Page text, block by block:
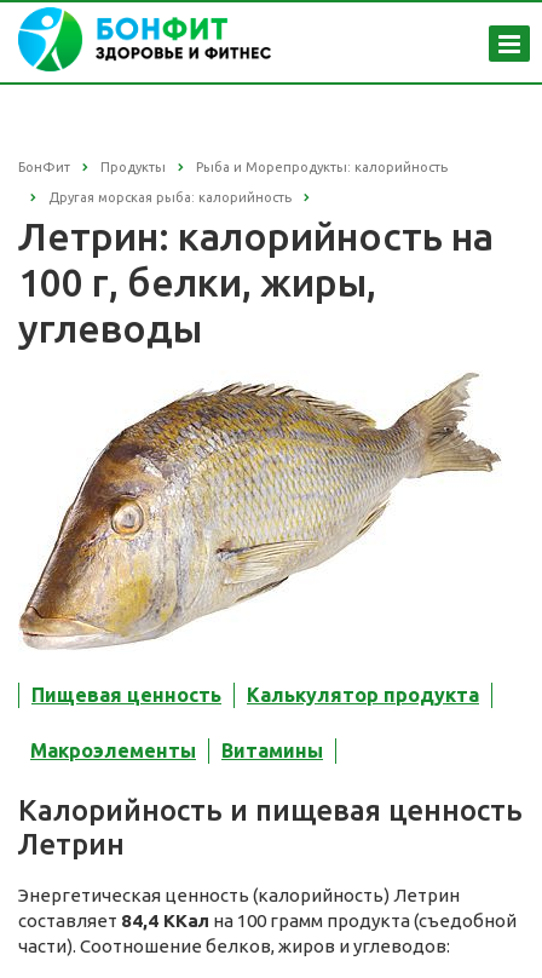
БонФит Продукты Рыба и Морепродукты: калорийность
Другая морская рыба: калорийность
Летрин: калорийность на
100 г, белки, жиры,
углеводы
Пищевая ценность Калькулятор продукта
Макроэлементы Витамины
Калорийность и пищевая ценность
Летрин
Энергетическая ценность (калорийность) Летрин
составляет 84,4 ККал на 100 грамм продукта (съедобной
части). Соотношение белков, жиров и углеводов: